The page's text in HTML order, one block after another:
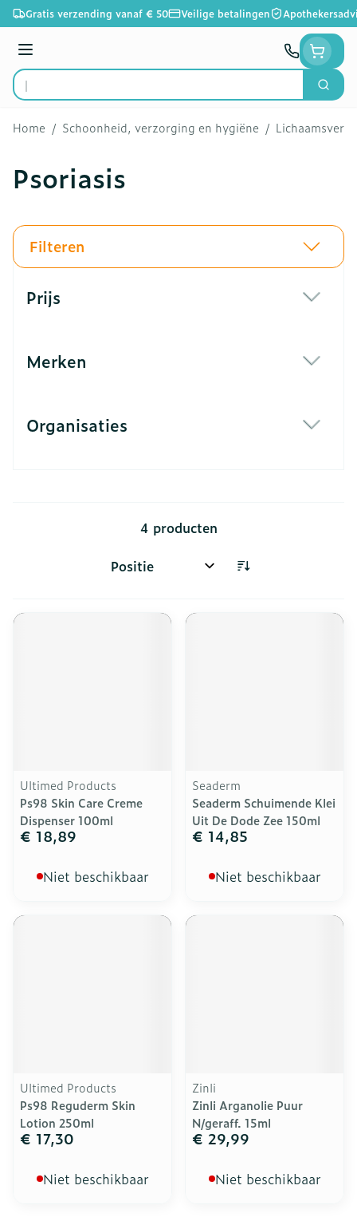
Ga naar de inhoud
Gratis verzending vanaf € 50 Veilige betalingen
Menu
Product, merk, categorie...
Zoek
Home / Schoonheid, verzorging en hygiëne /
Psoriasis
Filteren
Prijs
Merken
Organisaties
4 producten
Sorteer op:
Ultimed Products
Ps98 Skin Care Creme
Dispenser 100ml
€ 18,89
Niet beschikbaar
Seaderm
Seaderm Schuimende Klei
Uit De Dode Zee 150ml
€ 14,85
Niet beschikbaar
Ultimed Products
Ps98 Reguderm Skin
Lotion 250ml
€ 17,30
Niet beschikbaar
Zinli
Zinli Arganolie Puur
N/geraff. 15ml
€ 29,99
Niet beschikbaar